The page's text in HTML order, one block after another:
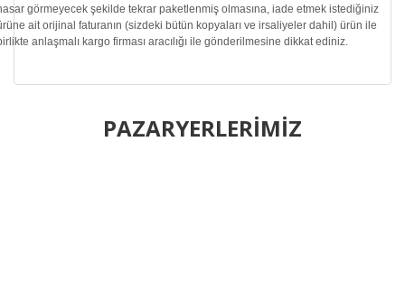
görmeyecek şekilde tekrar paketlenmiş olmasına, iade etmek istediğiniz
ait orijinal faturanın (sizdeki bütün kopyaları ve irsaliyeler dahil) ürün ile
anlaşmalı kargo firması aracılığı ile gönderilmesine dikkat ediniz.
Bu ürüne ilk yorumu siz yapın!
konularda yetersiz gördüğünüz noktaları öneri formunu
kullanarak tarafımıza iletebilirsiniz.
PAZARYERLERİMİZ